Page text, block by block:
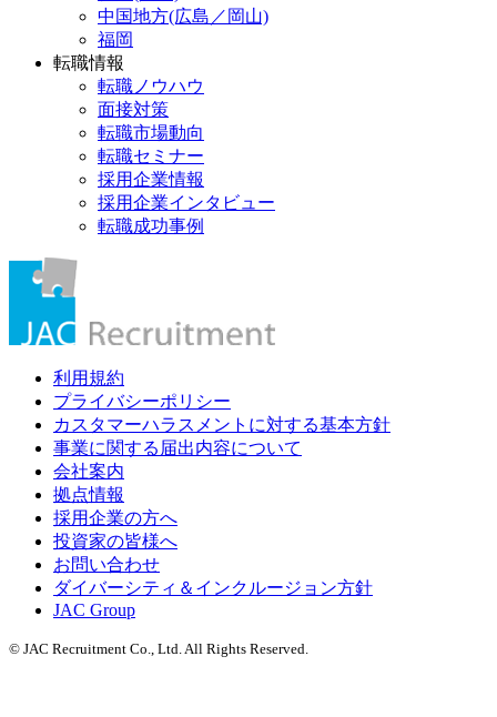
中国地方(広島／岡山)
福岡
転職情報
転職ノウハウ
面接対策
転職市場動向
転職セミナー
採用企業情報
採用企業インタビュー
転職成功事例
利用規約
プライバシーポリシー
カスタマーハラスメントに対する基本方針
事業に関する届出内容について
会社案内
拠点情報
採用企業の方へ
投資家の皆様へ
お問い合わせ
ダイバーシティ＆インクルージョン方針
JAC Group
© JAC Recruitment Co., Ltd. All Rights Reserved.